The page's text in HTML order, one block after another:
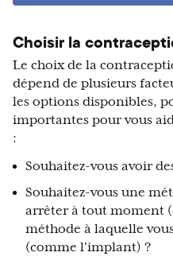
Choisir la
Le choix de la
dépend de plusieurs
les options disponibles,
importantes pour vous
:
Souhaitez-vous avoir
Souhaitez-vous une
arrêter à tout moment
méthode à laquelle
(comme l'implant) ?